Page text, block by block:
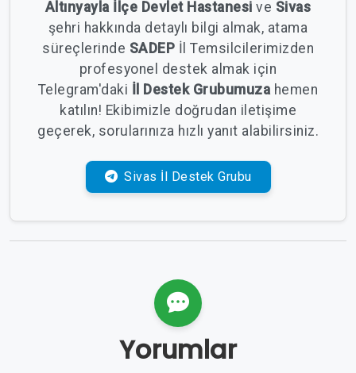
Altınyayla İlçe Devlet Hastanesi ve Sivas
şehri hakkında detaylı bilgi almak, atama
süreçlerinde SADEP İl Temsilcilerimizden
profesyonel destek almak için
Telegram'daki İl Destek Grubumuza hemen
katılın! Ekibimizle doğrudan iletişime
geçerek, sorularınıza hızlı yanıt alabilirsiniz.
Sivas İl Destek Grubu
Yorumlar